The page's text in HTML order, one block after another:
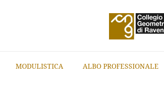
MODULISTICA ALBO PROFESSIONALE